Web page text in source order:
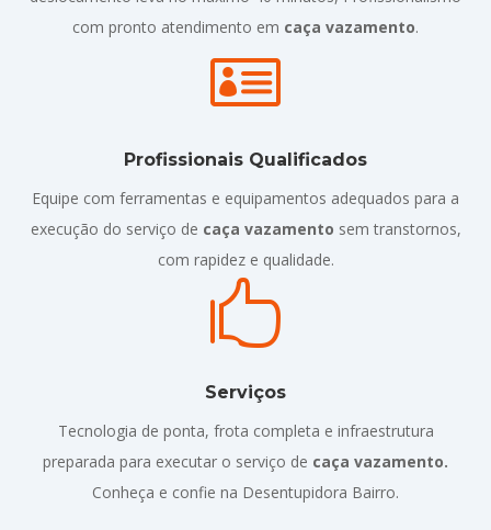
com pronto atendimento em caça vazamento.

Profissionais Qualificados
Equipe com ferramentas e equipamentos adequados para a
execução do serviço de caça vazamento sem transtornos,
com rapidez e qualidade.

Serviços
Tecnologia de ponta, frota completa e infraestrutura
preparada para executar o serviço de caça vazamento.
Conheça e confie na Desentupidora Bairro.